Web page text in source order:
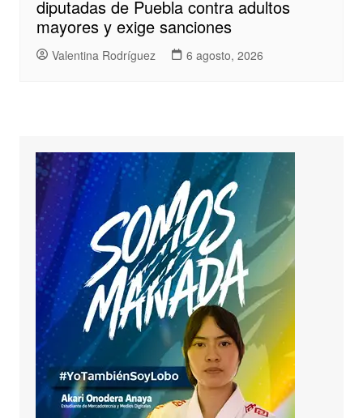
diputadas de Puebla contra adultos
mayores y exige sanciones
Valentina Rodríguez 6 agosto, 2026